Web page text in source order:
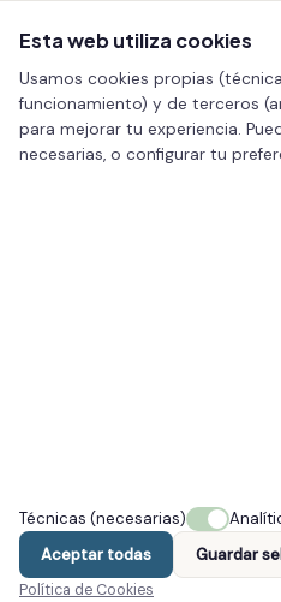
Esta web utiliza cookies
Usamos cookies propias
funcionamiento) y de terceros
para mejorar tu experiencia.
necesarias, o configurar tu
Técnicas (necesarias)
Aceptar todas
Guardar
Política de Cookies